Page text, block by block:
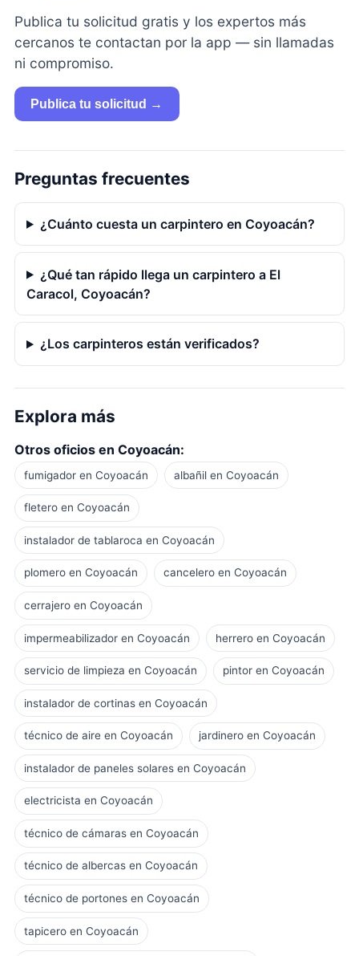
Publica tu solicitud gratis y los expertos más
cercanos te contactan por la app — sin llamadas
ni compromiso.
Publica tu solicitud →
Preguntas frecuentes
¿Cuánto cuesta un carpintero en Coyoacán?
¿Qué tan rápido llega un carpintero a El
Caracol, Coyoacán?
¿Los carpinteros están verificados?
Explora más
Otros oficios en Coyoacán:
fumigador en Coyoacán albañil en Coyoacán
fletero en Coyoacán
instalador de tablaroca en Coyoacán
plomero en Coyoacán cancelero en Coyoacán
cerrajero en Coyoacán
impermeabilizador en Coyoacán herrero en Coyoacán
servicio de limpieza en Coyoacán pintor en Coyoacán
instalador de cortinas en Coyoacán
técnico de aire en Coyoacán jardinero en Coyoacán
instalador de paneles solares en Coyoacán
electricista en Coyoacán
técnico de cámaras en Coyoacán
técnico de albercas en Coyoacán
técnico de portones en Coyoacán
tapicero en Coyoacán